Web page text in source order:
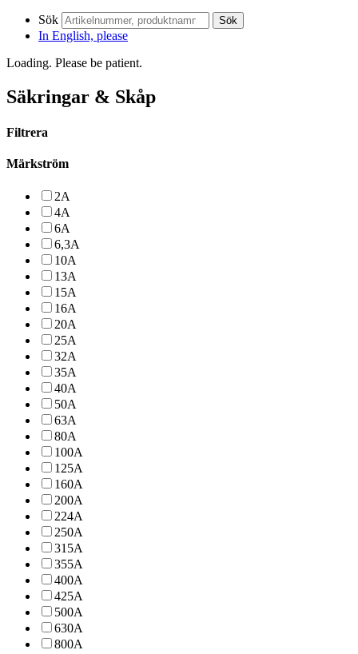
Sök Sök
In English, please
Loading. Please be patient.
Säkringar & Skåp
Filtrera
Märkström
2A
4A
6A
6,3A
10A
13A
15A
16A
20A
25A
32A
35A
40A
50A
63A
80A
100A
125A
160A
200A
224A
250A
315A
355A
400A
425A
500A
630A
800A